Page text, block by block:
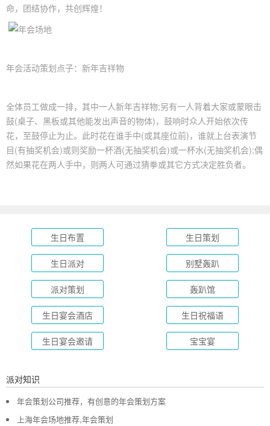
命，团结协作，共创辉煌！
年会活动策划点子：新年吉祥物
全体员工做成一排，其中一人新年吉祥物;另有一人背着大家或蒙眼击
鼓(桌子、黑板或其他能发出声音的物体)，鼓响时众人开始依次传
花，至鼓停止为止。此时花在谁手中(或其座位前)，谁就上台表演节
目(有抽奖机会)或则奖励一杯酒(无抽奖机会)或一杯水(无抽奖机会);偶
然如果花在两人手中，则两人可通过猜拳或其它方式决定胜负者。
生日布置 生日策划
生日派对 别墅轰趴
派对策划 轰趴馆
生日宴会酒店 生日祝福语
生日宴会邀请 宝宝宴
派对知识
年会策划公司推荐，有创意的年会策划方案
上海年会场地推荐,年会策划